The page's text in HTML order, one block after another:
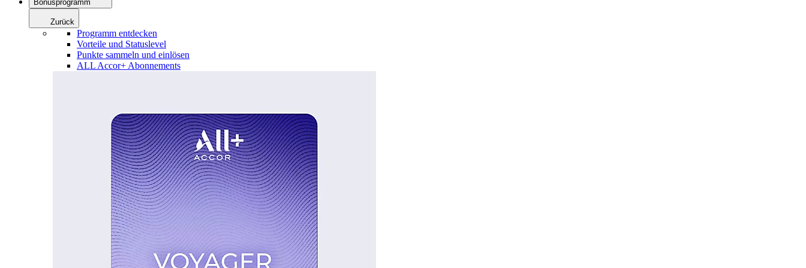
Bonusprogramm
Zurück
Programm entdecken
Vorteile und Statuslevel
Punkte sammeln und einlösen
ALL Accor+ Abonnements